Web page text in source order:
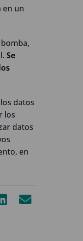
en un
Se
datos
los
datos
en